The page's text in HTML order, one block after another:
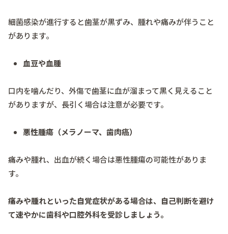
細菌感染が進行すると歯茎が黒ずみ、腫れや痛みが伴うこと
があります。
血豆や血腫
口内を噛んだり、外傷で歯茎に血が溜まって黒く見えること
がありますが、長引く場合は注意が必要です。
悪性腫瘍（メラノーマ、歯肉癌）
痛みや腫れ、出血が続く場合は悪性腫瘍の可能性がありま
す。
痛みや腫れといった自覚症状がある場合は、自己判断を避け
て速やかに歯科や口腔外科を受診しましょう。